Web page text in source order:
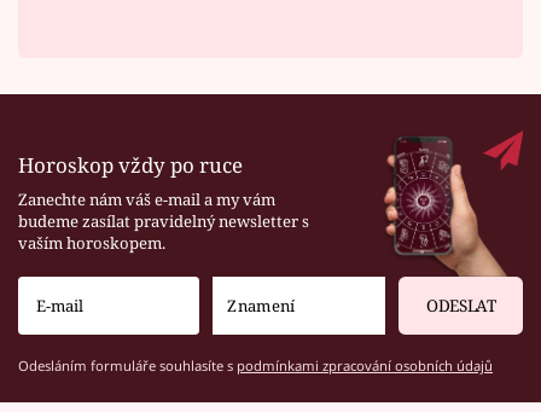
Horoskop vždy po ruce
Zanechte nám váš e-mail a my vám
budeme zasílat pravidelný newsletter s
vaším horoskopem.
ODESLAT
Odesláním formuláře souhlasíte s podmínkami zpracování osobních údajů